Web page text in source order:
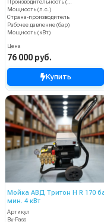
Производительность (л/ч)
Мощность (л.с.)
Страна-производитель
Рабочее давление (бар)
Мощность (кВт)
Цена
76 000 руб.
Купить
Мойка АВД Тритон H R 170
мин. 4 кВт
Артикул
By-Pass